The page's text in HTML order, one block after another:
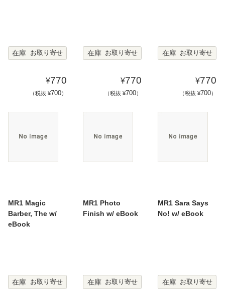
在庫 お取り寄せ
¥770
（税抜 ¥700）
在庫 お取り寄せ
¥770
（税抜 ¥700）
在庫 お取り寄せ
¥770
（税抜 ¥700）
MR1 Magic
Barber, The w/
eBook
在庫 お取り寄せ
MR1 Photo
Finish w/ eBook
在庫 お取り寄せ
MR1 Sara Says
No! w/ eBook
在庫 お取り寄せ